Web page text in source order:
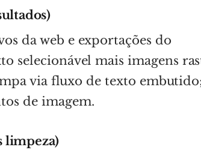
da web e exportações do
selecionável mais imagens
via fluxo de texto
de imagem.
limpeza)